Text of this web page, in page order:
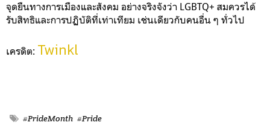
จุดยืนทางการเมืองและสังคม อย่างจริงจังว่า LGBTQ+ สมควรได้
รับสิทธิและการปฏิบัติที่เท่าเทียม เช่นเดียวกับคนอื่น ๆ ทั่วไป
เครดิต: Twinkl
#PrideMonth #Pride